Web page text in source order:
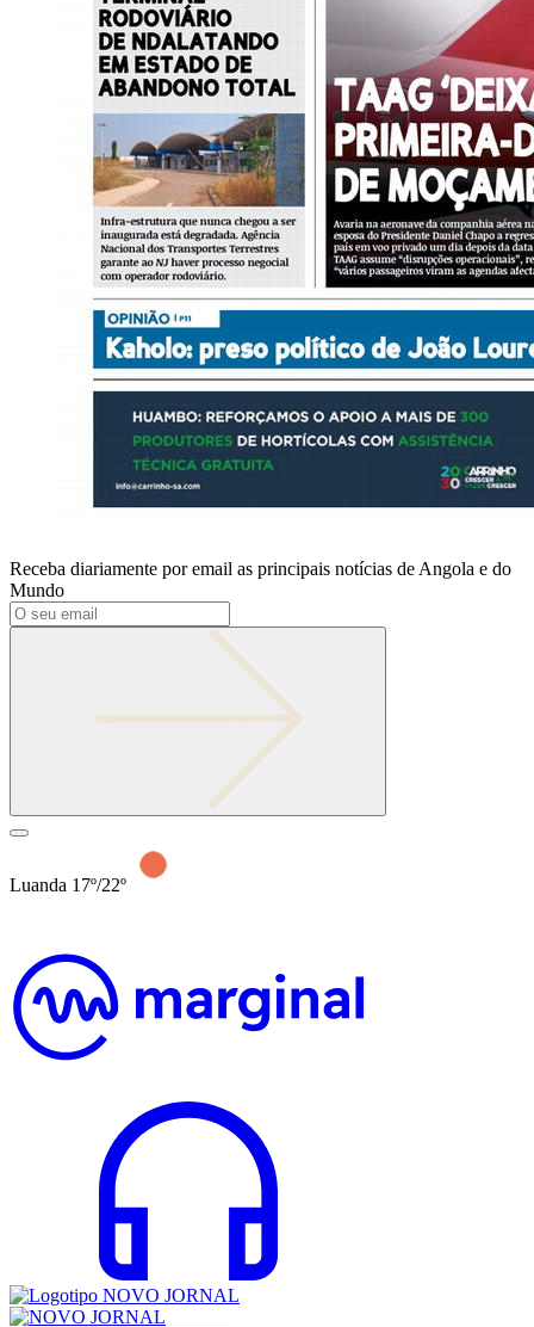
Receba diariamente por email as principais notícias de Angola e do
Mundo
Luanda 17º/22º